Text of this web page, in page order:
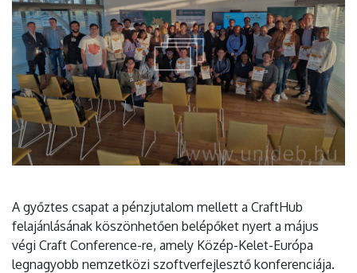
A győztes csapat a pénzjutalom mellett a CraftHub
felajánlásának köszönhetően belépőket nyert a május
végi Craft Conference-re, amely Közép-Kelet-Európa
legnagyobb nemzetközi szoftverfejlesztő konferenciája.